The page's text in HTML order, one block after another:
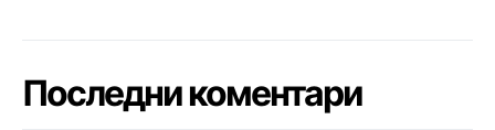
Последни коментари